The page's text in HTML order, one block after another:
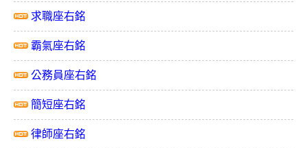
求職座右銘
霸氣座右銘
公務員座右銘
簡短座右銘
律師座右銘